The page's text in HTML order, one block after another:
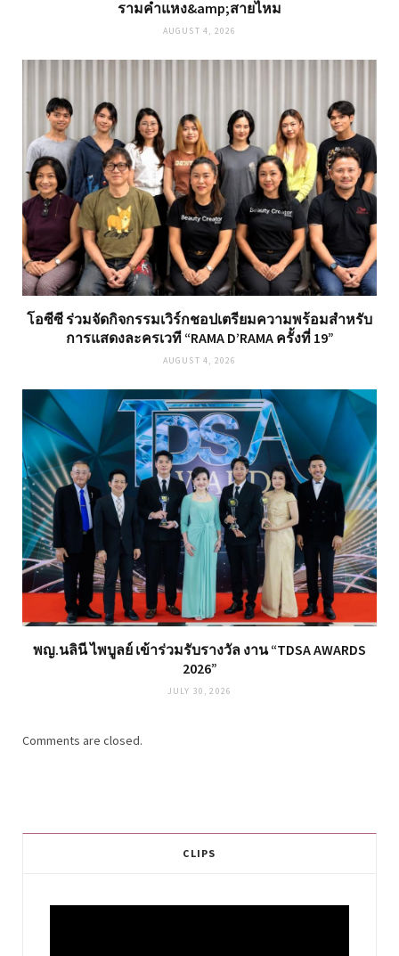
รามคำแหง&amp;สายไหม
AUGUST 4, 2026
โอซีซี ร่วมจัดกิจกรรมเวิร์กชอปเตรียมความพร้อมสำหรับ
การแสดงละครเวที “RAMA D’RAMA ครั้งที่ 19”
AUGUST 4, 2026
พญ.นลินี ไพบูลย์ เข้าร่วมรับรางวัล งาน “TDSA AWARDS
2026”
JULY 30, 2026
Comments are closed.
CLIPS